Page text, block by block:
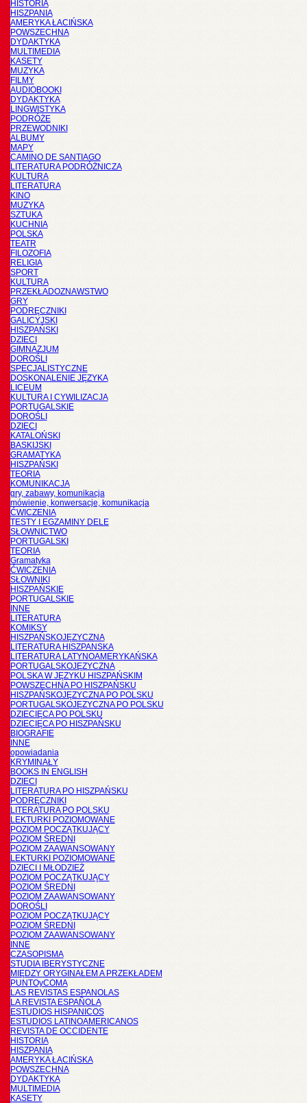
HISTORIA
HISZPANIA
AMERYKA ŁACIŃSKA
POWSZECHNA
DYDAKTYKA
MULTIMEDIA
KASETY
MUZYKA
FILMY
AUDIOBOOKI
DYDAKTYKA
LINGWISTYKA
PODRÓŻE
PRZEWODNIKI
ALBUMY
MAPY
CAMINO DE SANTIAGO
LITERATURA PODRÓŻNICZA
KULTURA
LITERATURA
KINO
MUZYKA
SZTUKA
KUCHNIA
POLSKA
TEATR
FILOZOFIA
RELIGIA
SPORT
KULTURA
PRZEKŁADOZNAWSTWO
GRY
PODRĘCZNIKI
GALICYJSKI
HISZPAŃSKI
DZIECI
GIMNAZJUM
DOROŚLI
SPECJALISTYCZNE
DOSKONALENIE JĘZYKA
LICEUM
KULTURA I CYWILIZACJA
PORTUGALSKIE
DOROŚLI
DZIECI
KATALOŃSKI
BASKIJSKI
GRAMATYKA
HISZPAŃSKI
TEORIA
KOMUNIKACJA
gry, zabawy, komunikacja
mówienie, konwersacje, komunikacja
ĆWICZENIA
TESTY I EGZAMINY DELE
SŁOWNICTWO
PORTUGALSKI
TEORIA
Gramatyka
ĆWICZENIA
SŁOWNIKI
HISZPAŃSKIE
PORTUGALSKIE
INNE
LITERATURA
KOMIKSY
HISZPAŃSKOJĘZYCZNA
LITERATURA HISZPANSKA
LITERATURA LATYNOAMERYKAŃSKA
PORTUGALSKOJĘZYCZNA
POLSKA W JĘZYKU HISZPAŃSKIM
POWSZECHNA PO HISZPAŃSKU
HISZPAŃSKOJĘZYCZNA PO POLSKU
PORTUGALSKOJĘZYCZNA PO POLSKU
DZIECIĘCA PO POLSKU
DZIECIĘCA PO HISZPAŃSKU
BIOGRAFIE
INNE
opowiadania
KRYMINAŁY
BOOKS IN ENGLISH
DZIECI
LITERATURA PO HISZPAŃSKU
PODRĘCZNIKI
LITERATURA PO POLSKU
LEKTURKI POZIOMOWANE
POZIOM POCZĄTKUJĄCY
POZIOM ŚREDNI
POZIOM ZAAWANSOWANY
LEKTURKI POZIOMOWANE
DZIECI I MŁODZIEŻ
POZIOM POCZĄTKUJĄCY
POZIOM ŚREDNI
POZIOM ZAAWANSOWANY
DOROŚLI
POZIOM POCZĄTKUJĄCY
POZIOM ŚREDNI
POZIOM ZAAWANSOWANY
INNE
CZASOPISMA
STUDIA IBERYSTYCZNE
MIĘDZY ORYGINAŁEM A PRZEKŁADEM
PUNTOyCOMA
LAS REVISTAS ESPANOLAS
LA REVISTA ESPAÑOLA
ESTUDIOS HISPANICOS
ESTUDIOS LATINOAMERICANOS
REVISTA DE OCCIDENTE
HISTORIA
HISZPANIA
AMERYKA ŁACIŃSKA
POWSZECHNA
DYDAKTYKA
MULTIMEDIA
KASETY